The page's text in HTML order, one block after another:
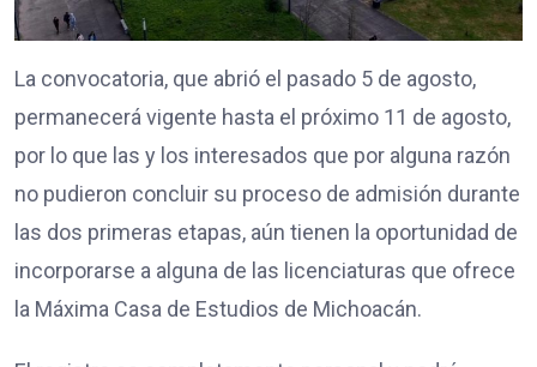
La convocatoria, que abrió el pasado 5 de agosto,
permanecerá vigente hasta el próximo 11 de agosto,
por lo que las y los interesados que por alguna razón
no pudieron concluir su proceso de admisión durante
las dos primeras etapas, aún tienen la oportunidad de
incorporarse a alguna de las licenciaturas que ofrece
la Máxima Casa de Estudios de Michoacán.